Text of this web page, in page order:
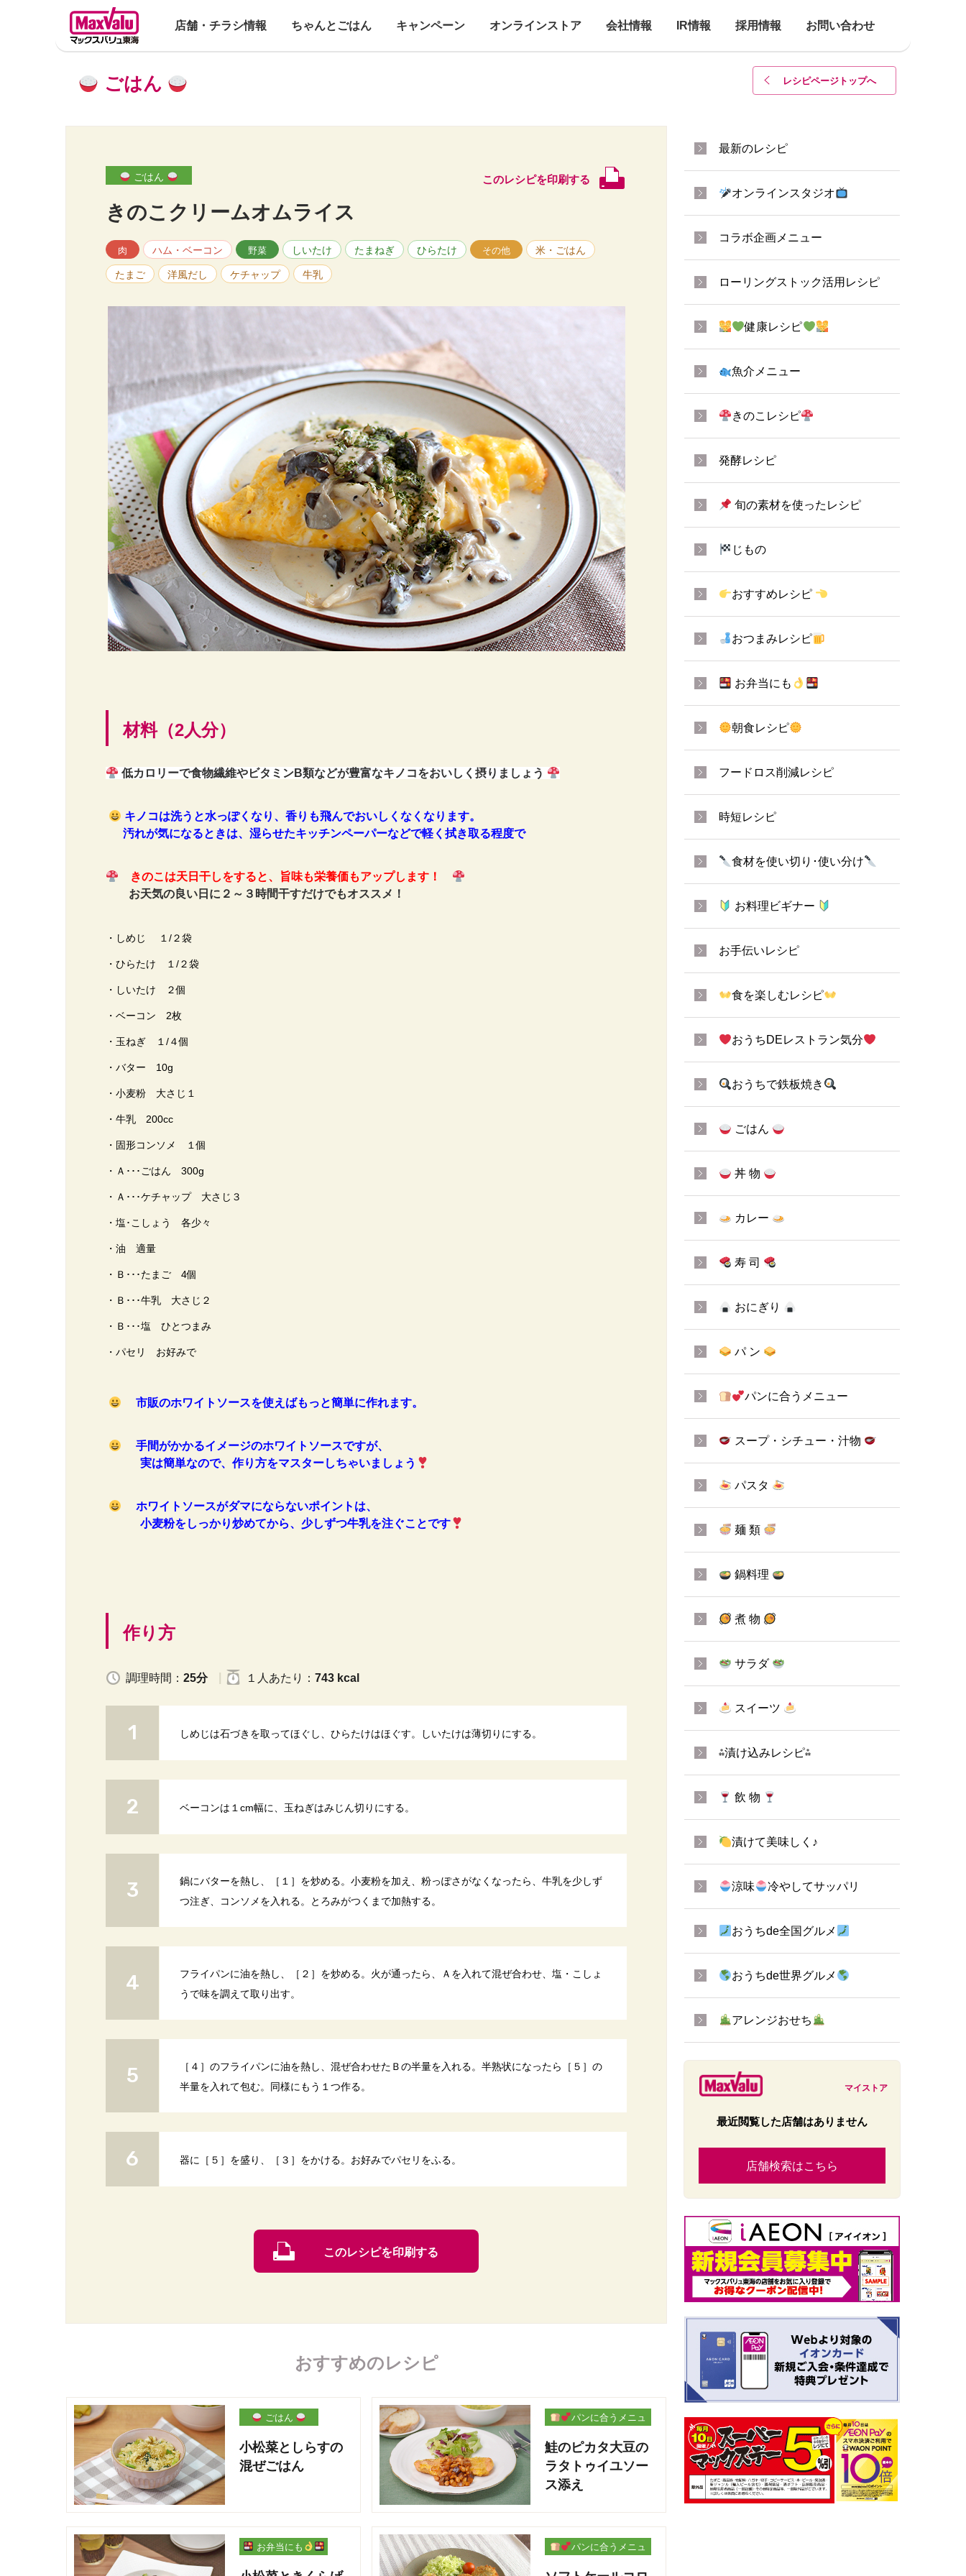
店舗・チラシ情報 ちゃんとごはん キャンペーン オンラインストア 会社情報 IR情報 採用情報 お問い合わせ
レシピページトップへ
ごはん
ごはん このレシピを印刷する
きのこクリームオムライス
肉 ハム・ベーコン 野菜 しいたけ たまねぎ ひらたけ その他 米・ごはん
たまご 洋風だし ケチャップ 牛乳
材料（2人分）
低カロリーで食物繊維やビタミンB類などが豊富なキノコをおいしく摂りましょう
キノコは洗うと水っぽくなり、香りも飛んでおいしくなくなります。
汚れが気になるときは、 湿らせたキッチンペーパーなどで軽く拭き取る程度で
きのこは天日干しをすると、旨味も栄養価もアップします！
お天気の良い日に２～３時間干すだけでもオススメ！
・しめじ １/２袋
・ひらたけ １/２袋
・しいたけ ２個
・ベーコン 2枚
・玉ねぎ １/４個
・バター 10g
・小麦粉 大さじ１
・牛乳 200cc
・固形コンソメ １個
・Ａ･･･ごはん 300g
・Ａ･･･ケチャップ 大さじ３
・塩･こしょう 各少々
・油 適量
・Ｂ･･･たまご 4個
・Ｂ･･･牛乳 大さじ２
・Ｂ･･･塩 ひとつまみ
・パセリ お好みで
市販のホワイトソースを使えばもっと簡単に作れます。
手間がかかるイメージのホワイトソースですが、
実は簡単なので、作り方をマスターしちゃいましょう
ホワイトソースがダマにならないポイントは、
小麦粉をしっかり炒めてから、少しずつ牛乳を注ぐことです
作り方
調理時間： 25分 １人 あたり ： 743 kcal
しめじは石づきを取ってほぐし、ひらたけはほぐす。しいたけは薄切りにする。
ベーコンは１cm幅に、玉ねぎはみじん切りにする。
鍋にバターを熱し、［１］を炒める。小麦粉を加え、粉っぽさがなくなったら、牛乳を少しず
つ注ぎ、コンソメを入れる。とろみがつくまで加熱する。
フライパンに油を熱し、［２］を炒める。火が通ったら、Ａを入れて混ぜ合わせ、塩・こしょ
うで味を調えて取り出す。
［４］のフライパンに油を熱し、混ぜ合わせたＢの半量を入れる。半熟状になったら［５］の
半量を入れて包む。同様にもう１つ作る。
器に［５］を盛り、［３］をかける。お好みでパセリをふる。
このレシピを印刷する
おすすめのレシピ
ごはん
小松菜としらすの
混ぜごはん
パンに合うメニュ
鮭のピカタ大豆の
ラタトゥイユソー
ス添え
お弁当にも
パンに合うメニュ
最新のレシピ
オンラインスタジオ
コラボ企画メニュー
ローリングストック活用レシピ
健康レシピ
魚介メニュー
きのこレシピ
発酵レシピ
旬の素材を使ったレシピ
じもの
おすすめレシピ
おつまみレシピ
お弁当にも
朝食レシピ
フードロス削減レシピ
時短レシピ
食材を使い切り･使い分け
お料理ビギナー
お手伝いレシピ
食を楽しむレシピ
おうちDEレストラン気分
おうちで鉄板焼き
ごはん
丼 物
カレー
寿 司
おにぎり
パ ン
パンに合うメニュー
スープ・シチュー・汁物
パスタ
麺 類
鍋料理
煮 物
サラダ
スイーツ
⁂漬け込みレシピ⁂
飲 物
漬けて美味しく♪
涼味 冷やしてサッパリ
おうちde全国グルメ
おうちde世界グルメ
アレンジおせち
マイストア
最近閲覧した店舗はありません
店舗検索はこちら